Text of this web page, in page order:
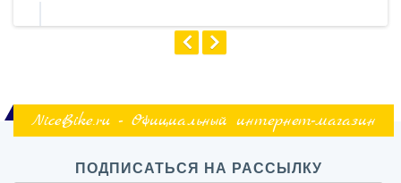
NiceBike.ru - Официальный интернет-магазин
ПОДПИСАТЬСЯ НА РАССЫЛКУ